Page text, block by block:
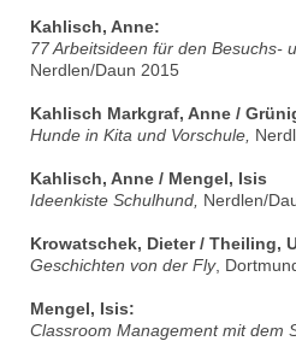
Kahlisch, Anne:
77 Arbeitsideen für den Besuchs-
Nerdlen/Daun 2015
Kahlisch Markgraf, Anne /
Hunde in Kita und Vorschule,
Kahlisch, Anne / Mengel, Isis
Ideenkiste Schulhund, Nerdlen/
Krowatschek, Dieter / Theiling,
Geschichten von der Fly,
Mengel, Isis:
Classroom Management mit dem